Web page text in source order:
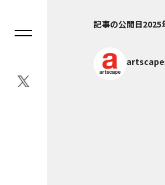
記事の公開日2025
artscape